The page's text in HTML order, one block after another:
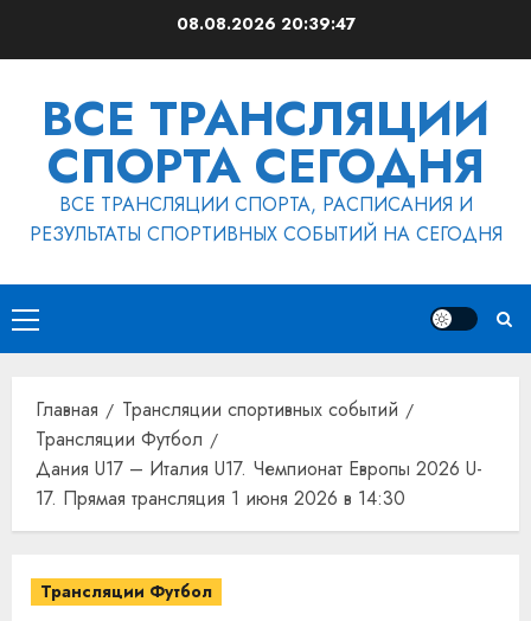
08.08.2026 20:39:48
ВСЕ ТРАНСЛЯЦИИ
СПОРТА СЕГОДНЯ
ВСЕ ТРАНСЛЯЦИИ СПОРТА, РАСПИСАНИЯ И
РЕЗУЛЬТАТЫ СПОРТИВНЫХ СОБЫТИЙ НА СЕГОДНЯ
Основное
меню
Главная
Трансляции спортивных событий
Трансляции Футбол
Дания U17 – Италия U17. Чемпионат Европы 2026 U-
17. Прямая трансляция 1 июня 2026 в 14:30
Трансляции Футбол